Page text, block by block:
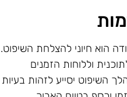
הוא חיוני להצלחת השיפוט.
וללוחות הזמנים
השיפוט יסייע לזהות בעיות